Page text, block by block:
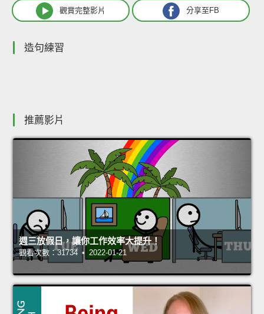
觀賞完整影片 分享至FB
造句練習
推薦影片
週三放假日，讓你工作效率大提升！
觀看次數：31734 • 2022-01-21